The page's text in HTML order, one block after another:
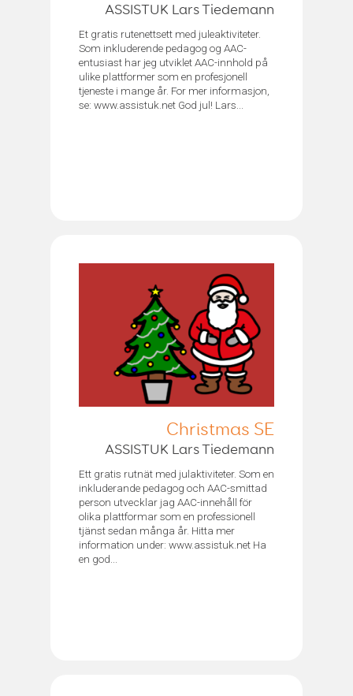
ASSISTUK Lars Tiedemann
Et gratis rutenettsett med juleaktiviteter.
Som inkluderende pedagog og AAC-
entusiast har jeg utviklet AAC-innhold på
ulike plattformer som en profesjonell
tjeneste i mange år. For mer informasjon,
se: www.assistuk.net God jul! Lars...
Christmas SE
ASSISTUK Lars Tiedemann
Ett gratis rutnät med julaktiviteter. Som en
inkluderande pedagog och AAC-smittad
person utvecklar jag AAC-innehåll för
olika plattformar som en professionell
tjänst sedan många år. Hitta mer
information under: www.assistuk.net Ha
en god...